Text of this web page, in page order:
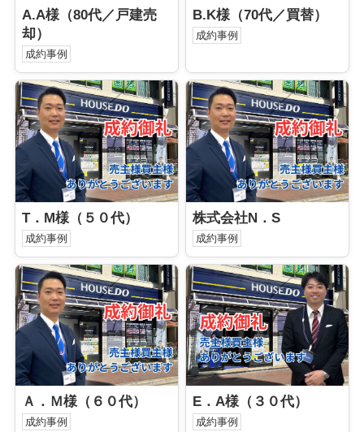
A.A様（80代／戸建売
却）
成約事例
B.K様（70代／買替）
成約事例
T．M様（５０代）
成約事例
株式会社N．S
成約事例
Ａ．Ｍ様（６０代）
成約事例
E．A様（３０代）
成約事例